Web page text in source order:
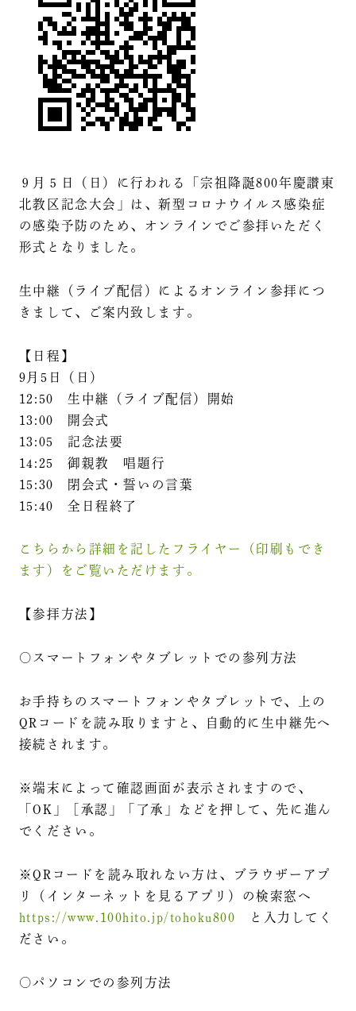
９月５日（日）に行われる「宗祖降誕800年慶讃東
北教区記念大会」は、新型コロナウイルス感染症
の感染予防のため、オンラインでご参拝いただく
形式となりました。
生中継（ライブ配信）によるオンライン参拝につ
きまして、ご案内致します。
【日程】
9月5日（日）
12:50 生中継（ライブ配信）開始
13:00 開会式
13:05 記念法要
14:25 御親教 唱題行
15:30 閉会式・誓いの言葉
15:40 全日程終了
こちらから詳細を記したフライヤー（印刷もでき
ます）をご覧いただけます。
【参拝方法】
○スマートフォンやタブレットでの参列方法
お手持ちのスマートフォンやタブレットで、上の
QRコードを読み取りますと、自動的に生中継先へ
接続されます。
※端末によって確認画面が表示されますので、
「OK」［承認」「了承」などを押して、先に進ん
でください。
※QRコードを読み取れない方は、ブラウザーアプ
リ（インターネットを見るアプリ）の検索窓へ
https://www.100hito.jp/tohoku800 と入力してく
ださい。
○パソコンでの参列方法